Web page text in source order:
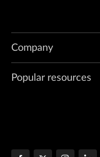
Company
Popular resources